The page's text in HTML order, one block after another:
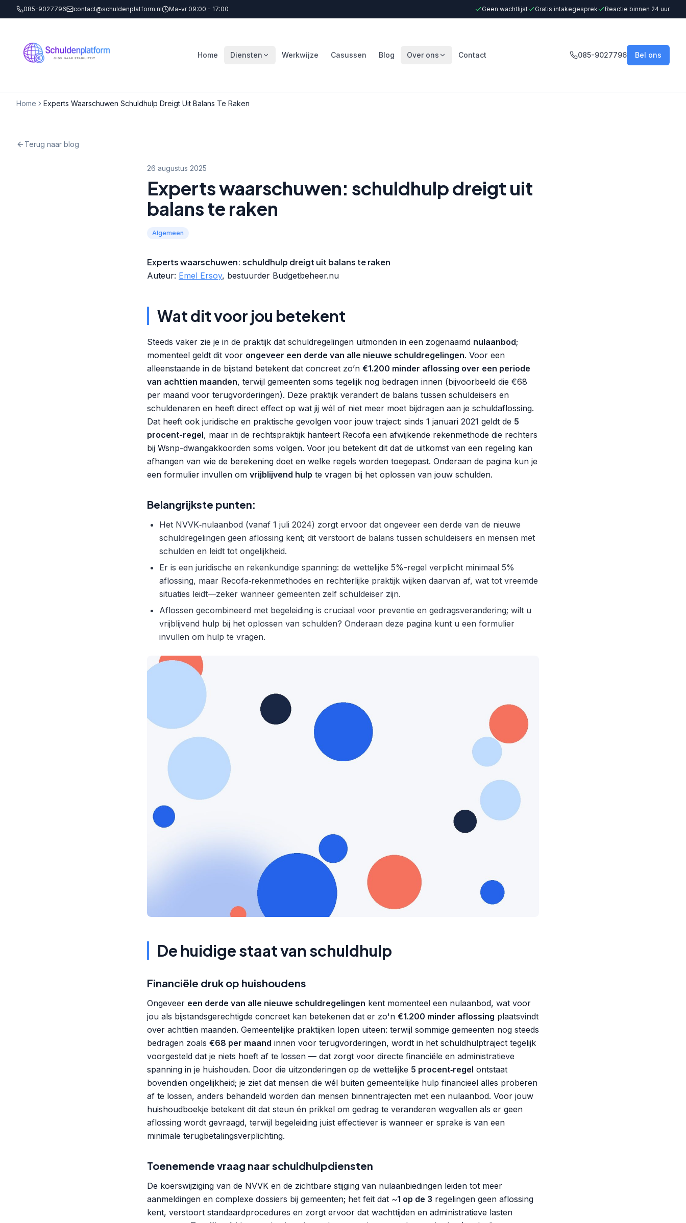
085-9027796 contact@schuldenplatform.nl Ma-vr 09:00 - 17:00 Geen wachtlijst Gratis intakegesprek Reactie binnen 24 uur
Home Diensten Werkwijze Casussen Blog Over ons Contact 085-9027796 Bel ons
Home Experts Waarschuwen Schuldhulp Dreigt Uit Balans Te Raken
Terug naar blog
26 augustus 2025
Experts waarschuwen: schuldhulp dreigt uit
balans te raken
Algemeen
Experts waarschuwen: schuldhulp dreigt uit balans te raken
Auteur: Emel Ersoy, bestuurder Budgetbeheer.nu
Wat dit voor jou betekent
Steeds vaker zie je in de praktijk dat schuldregelingen uitmonden in een zogenaamd nulaanbod;
momenteel geldt dit voor ongeveer een derde van alle nieuwe schuldregelingen. Voor een
alleenstaande in de bijstand betekent dat concreet zo’n €1.200 minder aflossing over een periode
van achttien maanden, terwijl gemeenten soms tegelijk nog bedragen innen (bijvoorbeeld die €68
per maand voor terugvorderingen). Deze praktijk verandert de balans tussen schuldeisers en
schuldenaren en heeft direct effect op wat jij wél of niet meer moet bijdragen aan je schuldaflossing.
Dat heeft ook juridische en praktische gevolgen voor jouw traject: sinds 1 januari 2021 geldt de 5
procent-regel, maar in de rechtspraktijk hanteert Recofa een afwijkende rekenmethode die rechters
bij Wsnp-dwangakkoorden soms volgen. Voor jou betekent dit dat de uitkomst van een regeling kan
afhangen van wie de berekening doet en welke regels worden toegepast. Onderaan de pagina kun je
een formulier invullen om vrijblijvend hulp te vragen bij het oplossen van jouw schulden.
Belangrijkste punten:
Het NVVK‑nulaanbod (vanaf 1 juli 2024) zorgt ervoor dat ongeveer een derde van de nieuwe
schuldregelingen geen aflossing kent; dit verstoort de balans tussen schuldeisers en mensen met
schulden en leidt tot ongelijkheid.
Er is een juridische en rekenkundige spanning: de wettelijke 5%-regel verplicht minimaal 5%
aflossing, maar Recofa‑rekenmethodes en rechterlijke praktijk wijken daarvan af, wat tot vreemde
situaties leidt—zeker wanneer gemeenten zelf schuldeiser zijn.
Aflossen gecombineerd met begeleiding is cruciaal voor preventie en gedragsverandering; wilt u
vrijblijvend hulp bij het oplossen van schulden? Onderaan deze pagina kunt u een formulier
invullen om hulp te vragen.
De huidige staat van schuldhulp
Financiële druk op huishoudens
Ongeveer een derde van alle nieuwe schuldregelingen kent momenteel een nulaanbod, wat voor
jou als bijstandsgerechtigde concreet kan betekenen dat er zo'n €1.200 minder aflossing plaatsvindt
over achttien maanden. Gemeentelijke praktijken lopen uiteen: terwijl sommige gemeenten nog steeds
bedragen zoals €68 per maand innen voor terugvorderingen, wordt in het schuldhulptraject tegelijk
voorgesteld dat je niets hoeft af te lossen — dat zorgt voor directe financiële en administratieve
spanning in je huishouden. Door die uitzonderingen op de wettelijke 5 procent‑regel ontstaat
bovendien ongelijkheid; je ziet dat mensen die wél buiten gemeentelijke hulp financieel alles proberen
af te lossen, anders behandeld worden dan mensen binnentrajecten met een nulaanbod. Voor jouw
huishoudboekje betekent dit dat steun én prikkel om gedrag te veranderen wegvallen als er geen
aflossing wordt gevraagd, terwijl begeleiding juist effectiever is wanneer er sprake is van een
minimale terugbetalingsverplichting.
Toenemende vraag naar schuldhulpdiensten
De koerswijziging van de NVVK en de zichtbare stijging van nulaanbiedingen leiden tot meer
aanmeldingen en complexe dossiers bij gemeenten; het feit dat ~1 op de 3 regelingen geen aflossing
kent, verstoort standaardprocedures en zorgt ervoor dat wachttijden en administratieve lasten